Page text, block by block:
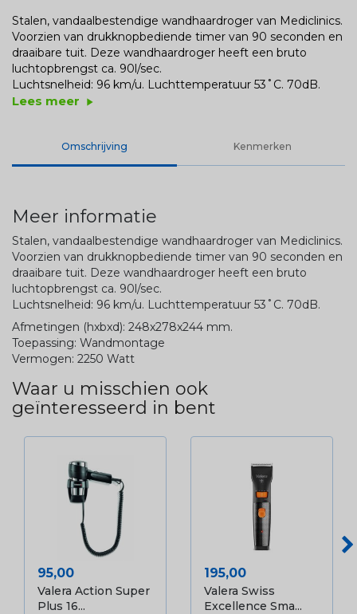
Stalen, vandaalbestendige wandhaardroger van Mediclinics.
Voorzien van drukknopbediende timer van 90 seconden en
draaibare tuit. Deze wandhaardroger heeft een bruto
luchtopbrengst ca. 90l/sec.
Luchtsnelheid: 96 km/u. Luchttemperatuur 53˚C. 70dB.
Lees meer play_arrow
Omschrijving Kenmerken
Meer informatie
Stalen, vandaalbestendige wandhaardroger van Mediclinics.
Voorzien van drukknopbediende timer van 90 seconden en
draaibare tuit. Deze wandhaardroger heeft een bruto
luchtopbrengst ca. 90l/sec.
Luchtsnelheid: 96 km/u. Luchttemperatuur 53˚C. 70dB.
Afmetingen (hxbxd): 248x278x244 mm.
Toepassing: Wandmontage
Vermogen: 2250 Watt
Waar u misschien ook
geïnteresseerd in bent
Prijs
95,00
Valera Action Super
Plus 16...
Prijs
195,00
Valera Swiss
Excellence Sma...